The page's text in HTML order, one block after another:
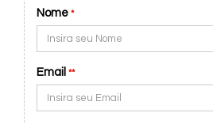
Nome *
Email **